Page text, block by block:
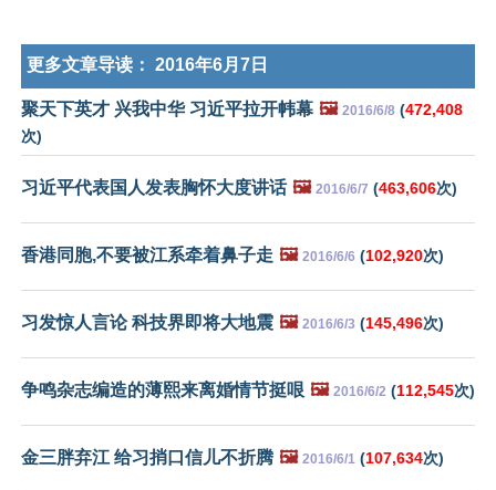
更多文章导读： 2016年6月7日
聚天下英才 兴我中华 习近平拉开帏幕 🖼️ 2016/6/8 (472,408
次)
习近平代表国人发表胸怀大度讲话 🖼️ 2016/6/7 (463,606次)
香港同胞,不要被江系牵着鼻子走 🖼️ 2016/6/6 (102,920次)
习发惊人言论 科技界即将大地震 🖼️ 2016/6/3 (145,496次)
争鸣杂志编造的薄熙来离婚情节挺哏 🖼️ 2016/6/2 (112,545次)
金三胖弃江 给习捎口信儿不折腾 🖼️ 2016/6/1 (107,634次)